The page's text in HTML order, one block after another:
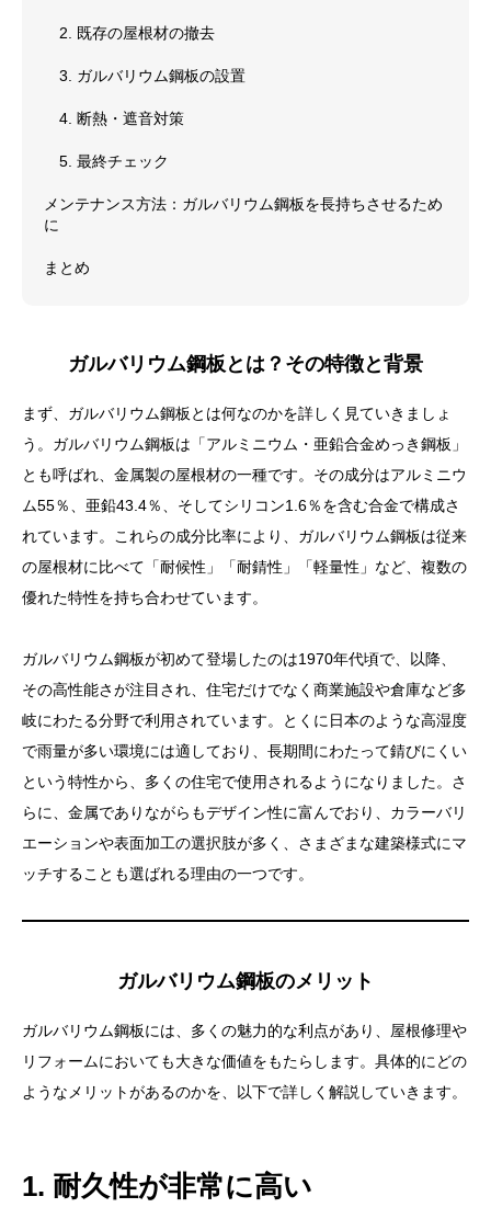
2. 既存の屋根材の撤去
3. ガルバリウム鋼板の設置
4. 断熱・遮音対策
5. 最終チェック
メンテナンス方法：ガルバリウム鋼板を長持ちさせるため
に
まとめ
ガルバリウム鋼板とは？その特徴と背景
まず、ガルバリウム鋼板とは何なのかを詳しく見ていきましょ
う。ガルバリウム鋼板は「アルミニウム・亜鉛合金めっき鋼板」
とも呼ばれ、金属製の屋根材の一種です。その成分はアルミニウ
ム55％、亜鉛43.4％、そしてシリコン1.6％を含む合金で構成さ
れています。これらの成分比率により、ガルバリウム鋼板は従来
の屋根材に比べて「耐候性」「耐錆性」「軽量性」など、複数の
優れた特性を持ち合わせています。
ガルバリウム鋼板が初めて登場したのは1970年代頃で、以降、
その高性能さが注目され、住宅だけでなく商業施設や倉庫など多
岐にわたる分野で利用されています。とくに日本のような高湿度
で雨量が多い環境には適しており、長期間にわたって錆びにくい
という特性から、多くの住宅で使用されるようになりました。さ
らに、金属でありながらもデザイン性に富んでおり、カラーバリ
エーションや表面加工の選択肢が多く、さまざまな建築様式にマ
ッチすることも選ばれる理由の一つです。
ガルバリウム鋼板のメリット
ガルバリウム鋼板には、多くの魅力的な利点があり、屋根修理や
リフォームにおいても大きな価値をもたらします。具体的にどの
ようなメリットがあるのかを、以下で詳しく解説していきます。
1. 耐久性が非常に高い